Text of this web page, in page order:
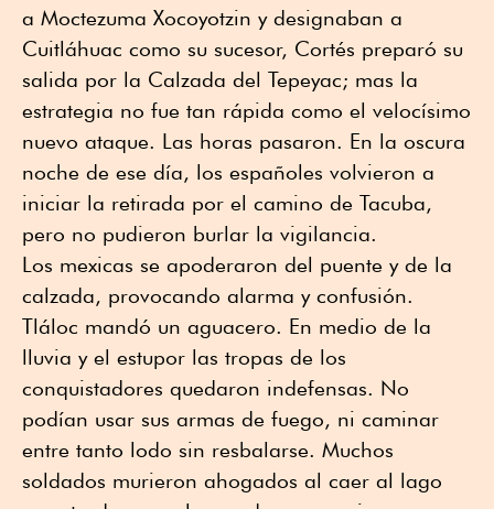
a Moctezuma Xocoyotzin y designaban a
Cuitláhuac como su sucesor, Cortés preparó su
salida por la Calzada del Tepeyac; mas la
estrategia no fue tan rápida como el velocísimo
nuevo ataque. Las horas pasaron. En la oscura
noche de ese día, los españoles volvieron a
iniciar la retirada por el camino de Tacuba,
pero no pudieron burlar la vigilancia.
Los mexicas se apoderaron del puente y de la
calzada, provocando alarma y confusión.
Tláloc mandó un aguacero. En medio de la
lluvia y el estupor las tropas de los
conquistadores quedaron indefensas. No
podían usar sus armas de fuego, ni caminar
entre tanto lodo sin resbalarse. Muchos
soldados murieron ahogados al caer al lago